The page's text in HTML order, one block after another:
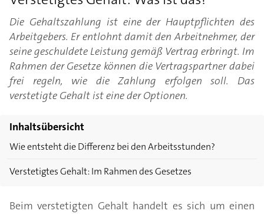
Die Gehaltszahlung ist eine der Hauptpflichten des
Arbeitgebers. Er entlohnt damit den Arbeitnehmer, der
seine geschuldete Leistung gemäß Vertrag erbringt. Im
Rahmen der Gesetze können die Vertragspartner dabei
frei regeln, wie die Zahlung erfolgen soll. Das
verstetigte Gehalt ist eine der Optionen.
Inhaltsübersicht
Wie entsteht die Differenz bei den Arbeitsstunden?
Verstetigtes Gehalt: Im Rahmen des Gesetzes
Beim verstetigten Gehalt handelt es sich um einen